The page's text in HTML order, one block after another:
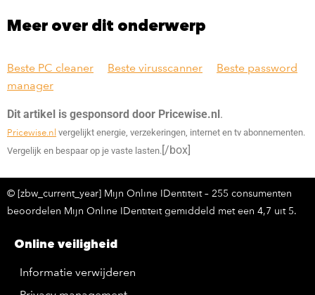
Meer over dit onderwerp
Beste PC cleaner Beste virusscanner
Beste password
manager
Dit artikel is gesponsord door Pricewise.nl.
Pricewise.nl vergelijkt energie, verzekeringen, internet en tv abonnementen.
Vergelijk en bespaar op je vaste lasten. [/box]
© [zbw_current_year] Mijn Online IDentiteit – 255 consumenten
beoordelen Mijn Online IDentiteit gemiddeld met een 4,7 uit 5.
Online veiligheid
Informatie verwijderen